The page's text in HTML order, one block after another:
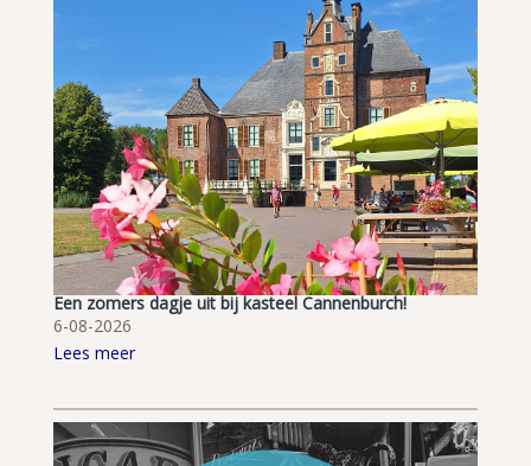
Een zomers dagje uit bij kasteel Cannenburch!
6-08-2026
Lees meer